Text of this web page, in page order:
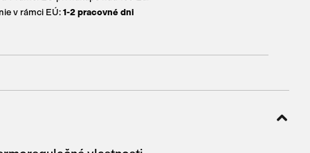
v rámci EÚ:1-2 pracovné dni